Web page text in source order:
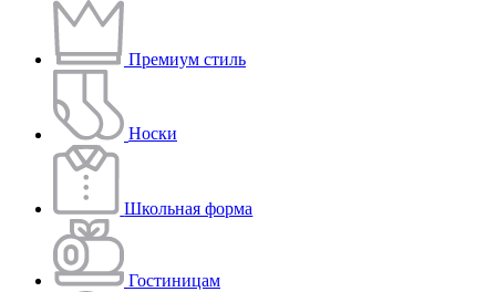
Премиум стиль
Носки
Школьная форма
Гостиницам